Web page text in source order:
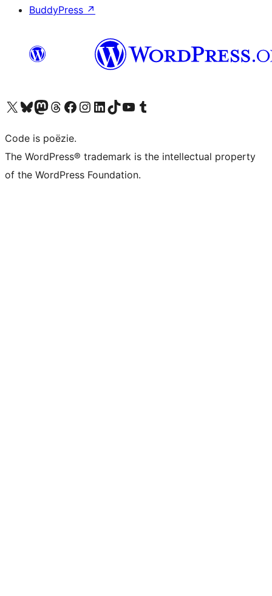
BuddyPress ↗
Bezoek ons X (voorheen Twitter) account
Bezoek ons Bluesky account
Bezoek ons Mastodon account
Bezoek ons Threads account
Onze Facebook pagina bezoeken
Bezoek ons Instagram account
Bezoek ons LinkedIn account
Bezoek ons TikTok account
Bezoek ons YouTube kanaalBezoek ons Tumblr account
Code is poëzie.
The WordPress® trademark is the intellectual property
of the WordPress Foundation.